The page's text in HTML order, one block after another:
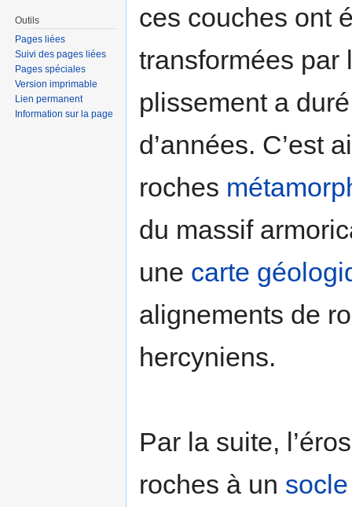
ces couches ont
transformées par
plissement a
d’années. C’est
roches
du massif
une carte
alignements de
hercyniens.
Par la suite,
roches à un socle
Outils
Pages liées
Suivi des pages liées
Pages spéciales
Version imprimable
Lien permanent
Information sur la page